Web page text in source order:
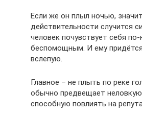
Если же он плыл ночью,
действительности случится
человек почувствует себя
беспомощным. И ему
вслепую.
Главное – не плыть по реке
обычно предвещает
способную повлиять на